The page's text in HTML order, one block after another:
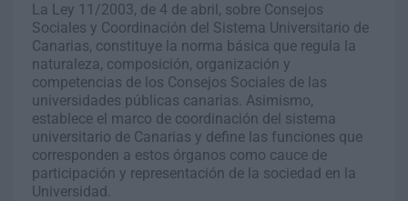
La Ley 11/2003, de 4 de abril, sobre Consejos
Sociales y Coordinación del Sistema Universitario de
Canarias, constituye la norma básica que regula la
naturaleza, composición, organización y
competencias de los Consejos Sociales de las
universidades públicas canarias. Asimismo,
establece el marco de coordinación del sistema
universitario de Canarias y define las funciones que
corresponden a estos órganos como cauce de
participación y representación de la sociedad en la
Universidad.